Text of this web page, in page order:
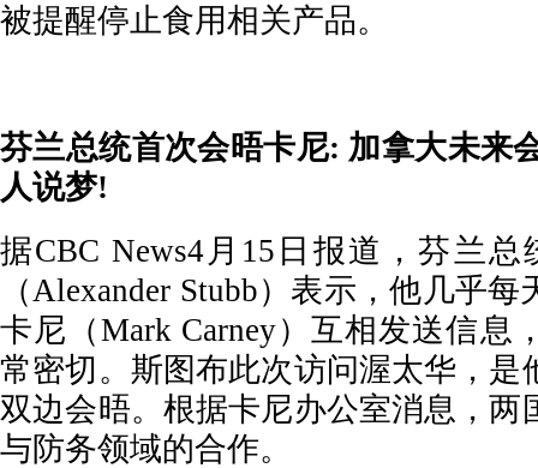
被提醒停止食用相关产品。
芬兰总统首次会晤卡尼: 加拿大未来
人说梦!
据CBC News4月15日报道，芬兰
（Alexander Stubb）表示，他几乎
卡尼（Mark Carney）互相发送信息
常密切。斯图布此次访问渥太华，是
双边会晤。根据卡尼办公室消息，两
与防务领域的合作。